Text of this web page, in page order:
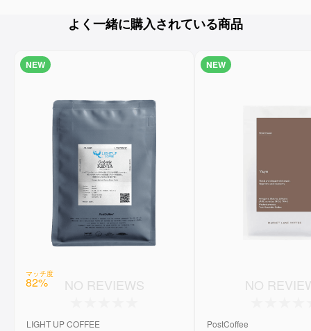
よく一緒に購入されている商品
NEW
マッチ度
82% NO REVIEWS
LIGHT UP COFFEE
NEW
NO
PostCoffee